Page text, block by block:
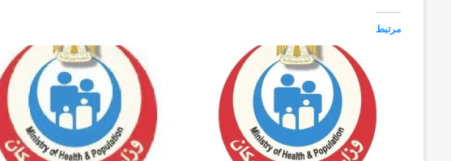
مرتبط
وكالة
الـ
CIA
و